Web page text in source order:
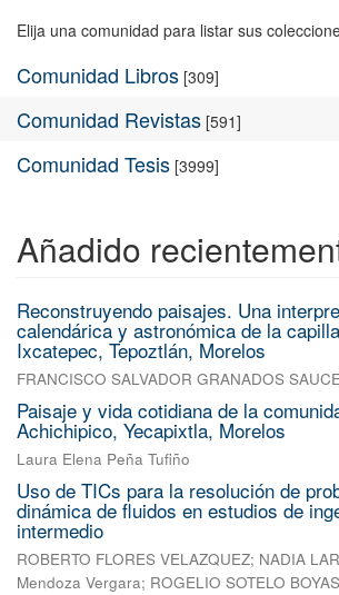
Elija una comunidad para listar sus
Comunidad Libros [309]
Comunidad Revistas [591]
Comunidad Tesis [3999]
Añadido
Reconstruyendo paisajes. Una
calendárica y astronómica de la
Ixcatepec, Tepoztlán, Morelos
FRANCISCO SALVADOR GRANADOS
Paisaje y vida cotidiana de la
Achichipico, Yecapixtla, Morelos
Laura Elena Peña Tufiño
Uso de TICs para la resolución de
dinámica de fluidos en estudios de
intermedio
ROBERTO FLORES VELAZQUEZ; NADIA
Mendoza Vergara; ROGELIO SOTELO BOYAS